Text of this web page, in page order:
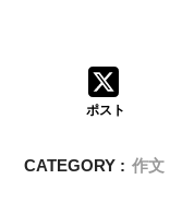
ポスト
CATEGORY : 作文